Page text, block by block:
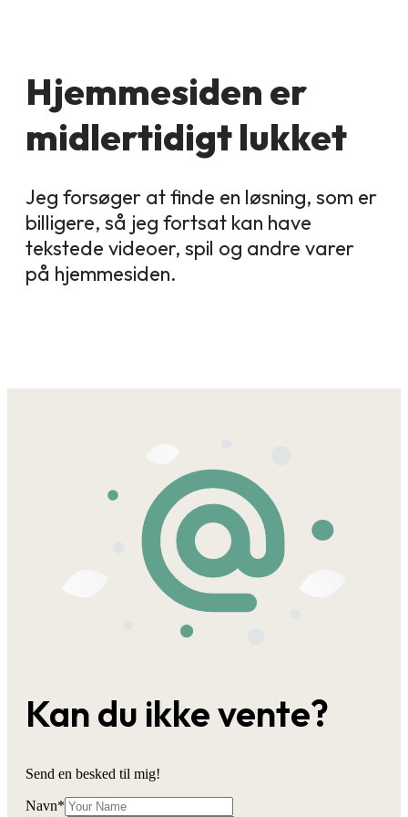
Hjemmesiden er
midlertidigt lukket
Jeg forsøger at finde en løsning, som er
billigere, så jeg fortsat kan have
tekstede videoer, spil og andre varer
på hjemmesiden.
Kan du ikke vente?
Send en besked til mig!
Navn*